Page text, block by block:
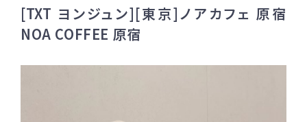
[TXT ヨンジュン][東京]ノアカフェ 原宿
NOA COFFEE 原宿